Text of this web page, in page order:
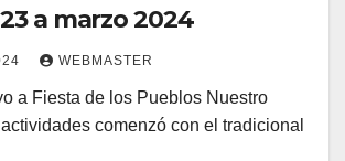
a marzo 2024
WEBMASTER
a Fiesta de los Pueblos Nuestro
comenzó con el tradicional